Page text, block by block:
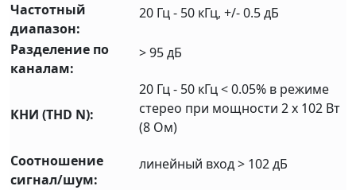
Частотный
диапазон:
20 Гц - 50 кГц, +/- 0.5 дБ
Разделение по
каналам:
> 95 дБ
КНИ (THD N):
20 Гц - 50 кГц < 0.05% в режиме
стерео при мощности 2 х 102 Вт
(8 Ом)
Соотношение
сигнал/шум:
линейный вход > 102 дБ